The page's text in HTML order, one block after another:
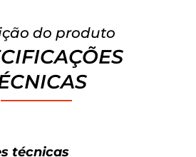
do produto
técnicas